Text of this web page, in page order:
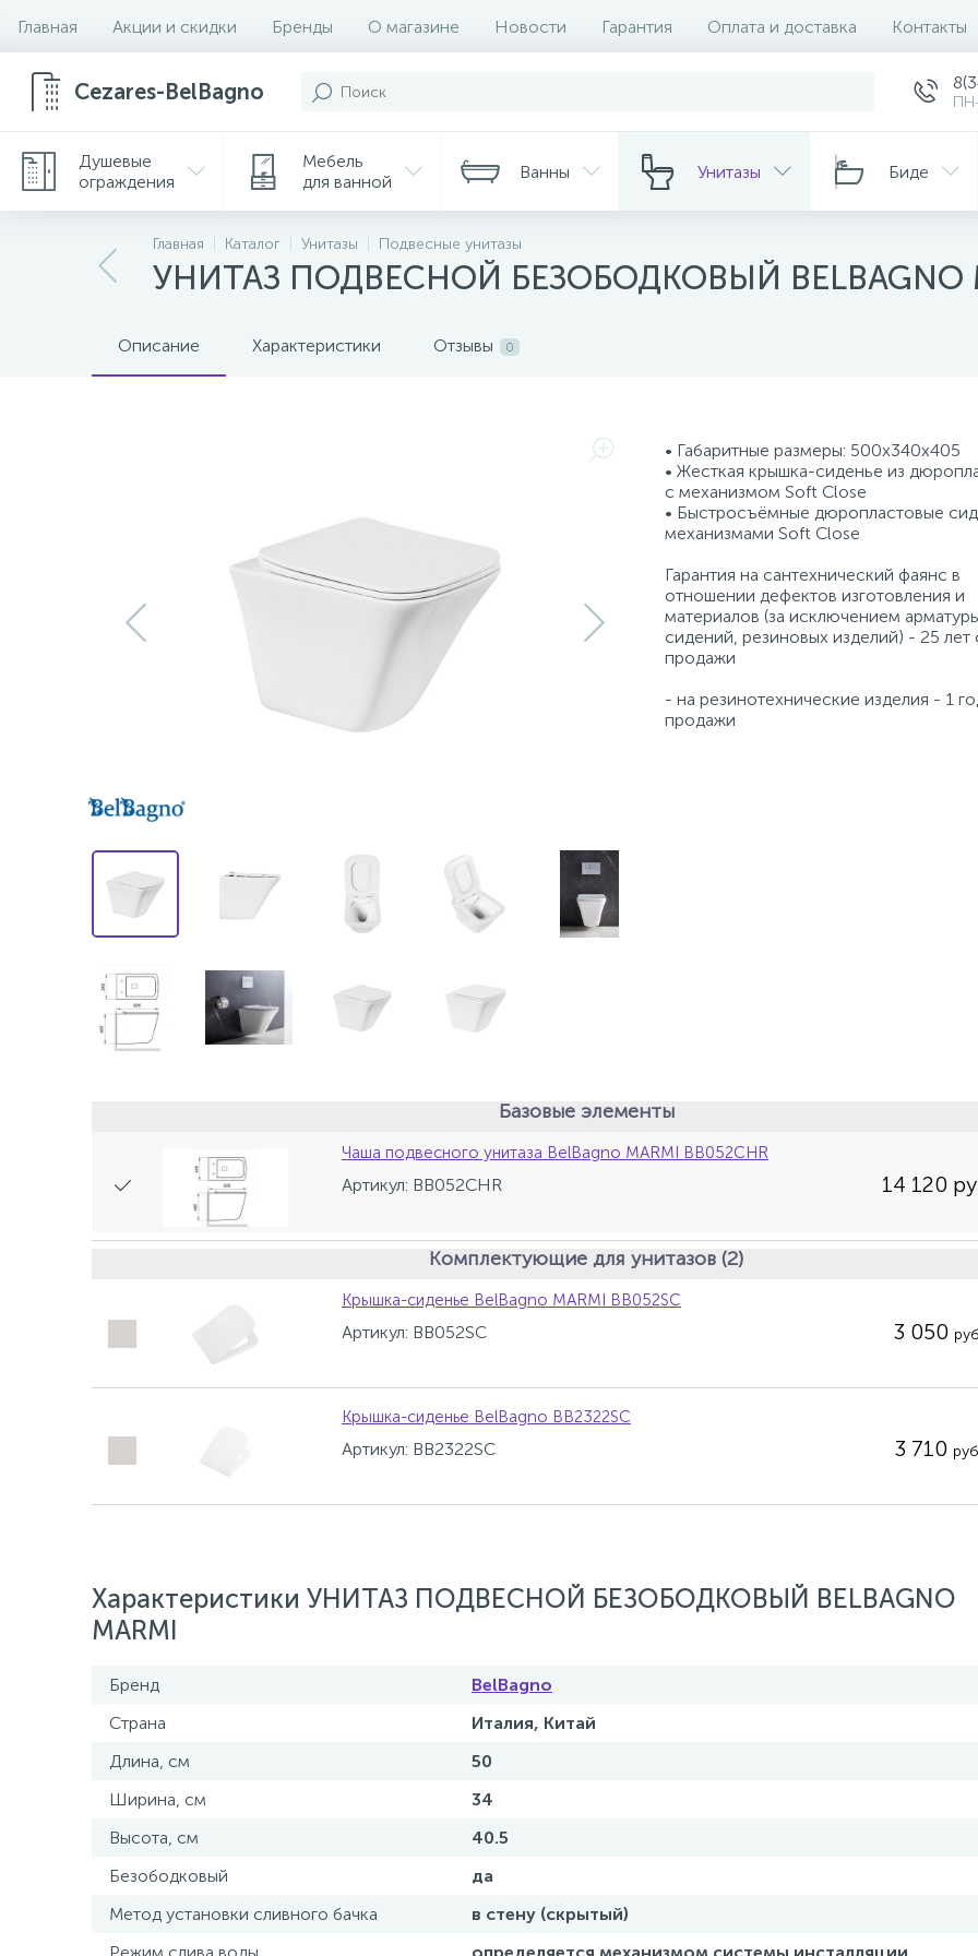
Главная Акции и скидки Бренды О магазине Новости Гарантия Оплата и доставка Контакты
Cezares-BelBagno
Душевые
ограждения
Мебель
для ванной
Ванны Унитазы Биде
Главная Каталог Унитазы Подвесные унитазы
УНИТАЗ ПОДВЕСНОЙ БЕЗОБОДКОВЫЙ BELBAGNO
Описание Характеристики Отзывы 0
• Габаритные размеры: 500х340х405
• Жесткая крышка-сиденье из
с механизмом Soft Close
• Быстросъёмные дюропластовые
механизмами Soft Close
Гарантия на сантехнический фаянс в
отношении дефектов изготовления и
материалов (за исключением
сидений, резиновых изделий) - 25 лет
продажи
- на резинотехнические изделия - 1
продажи
Базовые элементы
Чаша подвесного унитаза BelBagno MARMI BB052CHR
Артикул: BB052CHR 14 120
Комплектующие для унитазов (2)
Крышка-сиденье BelBagno MARMI BB052SC
Артикул: BB052SC 3 050
Крышка-сиденье BelBagno BB2322SC
Артикул: BB2322SC 3 710
Характеристики УНИТАЗ ПОДВЕСНОЙ БЕЗОБОДКОВЫЙ BELBAGNO
MARMI
Бренд
BelBagno
Страна
Италия, Китай
Длина, см
50
Ширина, см
34
Высота, см
40.5
Безободковый
да
Метод установки сливного бачка
в стену (скрытый)